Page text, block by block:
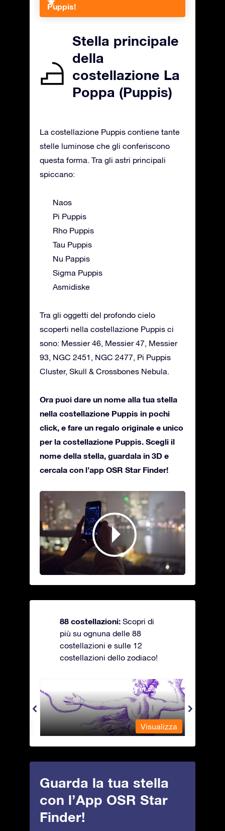
Puppis!
Stella principale
della
costellazione La
Poppa (Puppis)
La costellazione Puppis contiene tante
stelle luminose che gli conferiscono
questa forma. Tra gli astri principali
spiccano:
Naos
Pi Puppis
Rho Puppis
Tau Puppis
Nu Pappis
Sigma Puppis
Asmidiske
Tra gli oggetti del profondo cielo
scoperti nella costellazione Puppis ci
sono: Messier 46, Messier 47, Messier
93, NGC 2451, NGC 2477, Pi Puppis
Cluster, Skull & Crossbones Nebula.
Ora puoi dare un nome alla tua stella
nella costellazione Puppis in pochi
click, e fare un regalo originale e unico
per la costellazione Puppis. Scegli il
nome della stella, guardala in 3D e
cercala con l’app OSR Star Finder!
88 costellazioni: Scopri di
più su ognuna delle 88
costellazioni e sulle 12
costellazioni dello zodiaco!
Andromeda - La fanciulla in catene
Visualizza
Guarda la tua stella
con l’App OSR Star
Finder!